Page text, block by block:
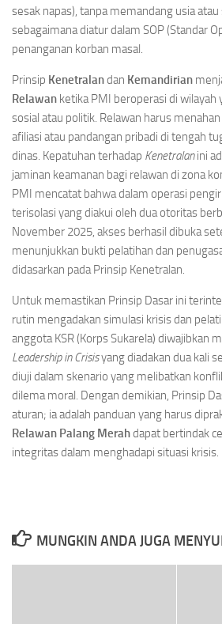
sesak napas), tanpa memandang usia
sebagaimana diatur dalam SOP (Standar
penanganan korban masal.
Prinsip Kenetralandan Kemandirian
Relawan ketika PMI beroperasi di wilayah
sosial atau politik. Relawan harus
afiliasi atau pandangan pribadi di tengah
dinas. Kepatuhan terhadap Kenetralanini
jaminan keamanan bagi relawan di zona
PMI mencatat bahwa dalam operasi
terisolasi yang diakui oleh dua otoritas
November 2025, akses berhasil dibuka
menunjukkan bukti pelatihan dan
didasarkan pada Prinsip Kenetralan.
Untuk memastikan Prinsip Dasar ini
rutin mengadakan simulasi krisis dan
anggota KSR (Korps Sukarela) diwajibkan
Leadership in Crisisyang diadakan dua kali
diuji dalam skenario yang melibatkan
dilema moral. Dengan demikian, Prinsip
aturan; ia adalah panduan yang harus
Relawan Palang Merahdapat bertindak
integritas dalam menghadapi situasi krisis.
MUNGKIN ANDA JUGA